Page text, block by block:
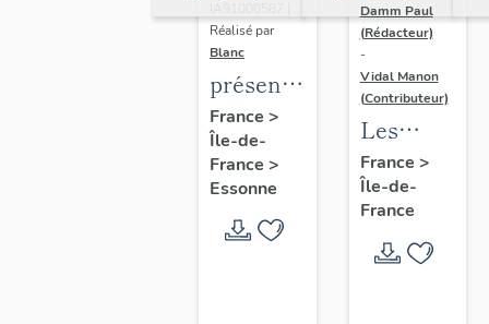
Réalisé par
Blanc
présentation
de
l'étude
du
du
France >
Île-de-
France >
Essonne
Damm Paul
(Rédacteur)
-
Vidal Manon
(Contributeur)
Les
lustres
de la
Galerie
marchande
France >
Île-de-
France